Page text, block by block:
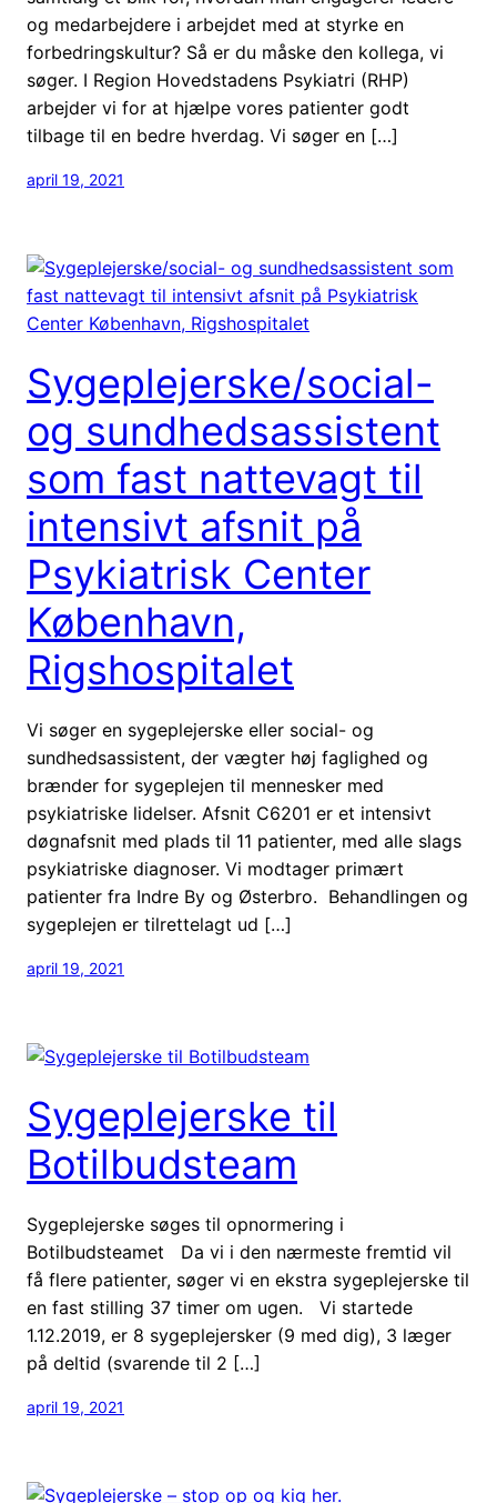
og medarbejdere i arbejdet med at styrke en
forbedringskultur? Så er du måske den kollega, vi
søger. I Region Hovedstadens Psykiatri (RHP)
arbejder vi for at hjælpe vores patienter godt
tilbage til en bedre hverdag. Vi søger en […]
april 19, 2021
Sygeplejerske/social-
og sundhedsassistent
som fast nattevagt til
intensivt afsnit på
Psykiatrisk Center
København,
Rigshospitalet
Vi søger en sygeplejerske eller social- og
sundhedsassistent, der vægter høj faglighed og
brænder for sygeplejen til mennesker med
psykiatriske lidelser. Afsnit C6201 er et intensivt
døgnafsnit med plads til 11 patienter, med alle slags
psykiatriske diagnoser. Vi modtager primært
patienter fra Indre By og Østerbro. Behandlingen og
sygeplejen er tilrettelagt ud […]
april 19, 2021
Sygeplejerske til
Botilbudsteam
Sygeplejerske søges til opnormering i
Botilbudsteamet Da vi i den nærmeste fremtid vil
få flere patienter, søger vi en ekstra sygeplejerske til
en fast stilling 37 timer om ugen. Vi startede
1.12.2019, er 8 sygeplejersker (9 med dig), 3 læger
på deltid (svarende til 2 […]
april 19, 2021